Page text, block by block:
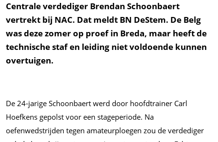
Centrale verdediger Brendan Schoonbaert
vertrekt bij NAC. Dat meldt BN DeStem. De Belg
was deze zomer op proef in Breda, maar heeft de
technische staf en leiding niet voldoende kunnen
overtuigen.
De 24-jarige Schoonbaert werd door hoofdtrainer Carl
Hoefkens gepolst voor een stageperiode. Na
oefenwedstrijden tegen amateurploegen zou de verdediger